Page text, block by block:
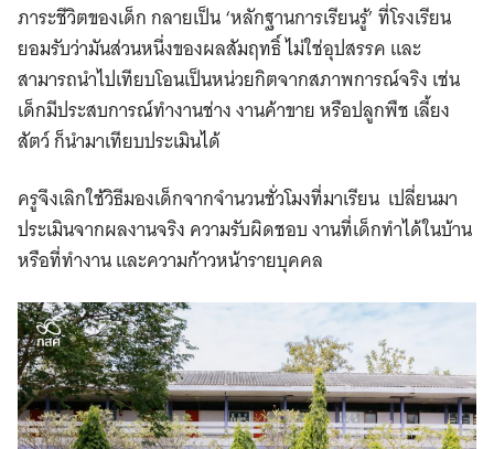
ภาระชีวิตของเด็ก กลายเป็น ‘หลักฐานการเรียนรู้’ ที่โรงเรียน
ยอมรับว่ามันส่วนหนึ่งของผลสัมฤทธิ์ ไม่ใช่อุปสรรค และ
สามารถนำไปเทียบโอนเป็นหน่วยกิตจากสภาพการณ์จริง เช่น
เด็กมีประสบการณ์ทำงานช่าง งานค้าขาย หรือปลูกพืช เลี้ยง
สัตว์ ก็นำมาเทียบประเมินได้
​​ครูจึงเลิกใช้วิธีมองเด็กจากจำนวนชั่วโมงที่มาเรียน เปลี่ยนมา
ประเมินจากผลงานจริง ความรับผิดชอบ งานที่เด็กทำได้ในบ้าน
หรือที่ทำงาน และความก้าวหน้ารายบุคคล